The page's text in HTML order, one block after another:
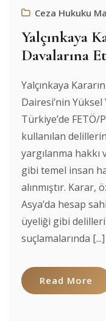
Ceza Hukuku
Yalçınkaya
Davalarına
Yalçınkaya
Dairesi’nin Yüksel
Türkiye’de FETÖ/
kullanılan
yargılanma
gibi temel insan
alınmıştır. Karar,
Asya’da hesap
üyeliği gibi
suçlamalarında [...]
Read More